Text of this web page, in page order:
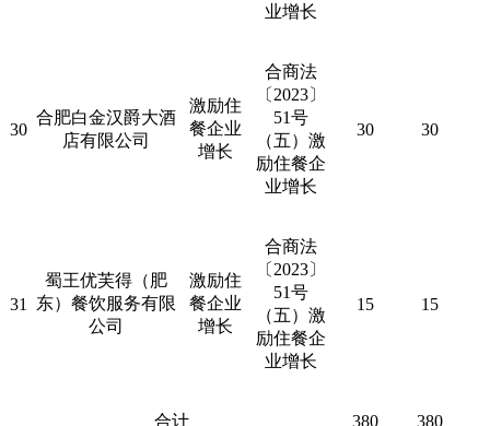
业增长
30
合肥白金汉爵大酒
店有限公司
激励住
餐企业
增长
合商法
〔 2023〕
51号
（五）激
励住餐企
业增长
30 30
31
蜀王优芙得（肥
东）餐饮服务有限
公司
激励住
餐企业
增长
合商法
〔 2023〕
51号
（五）激
励住餐企
业增长
15 15
合计 380 380